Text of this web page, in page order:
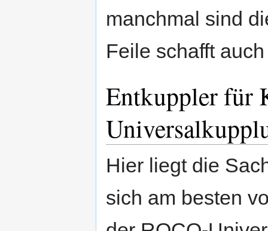
manchmal sind
Feile schafft
Entkuppler für
Hier liegt die
sich am besten